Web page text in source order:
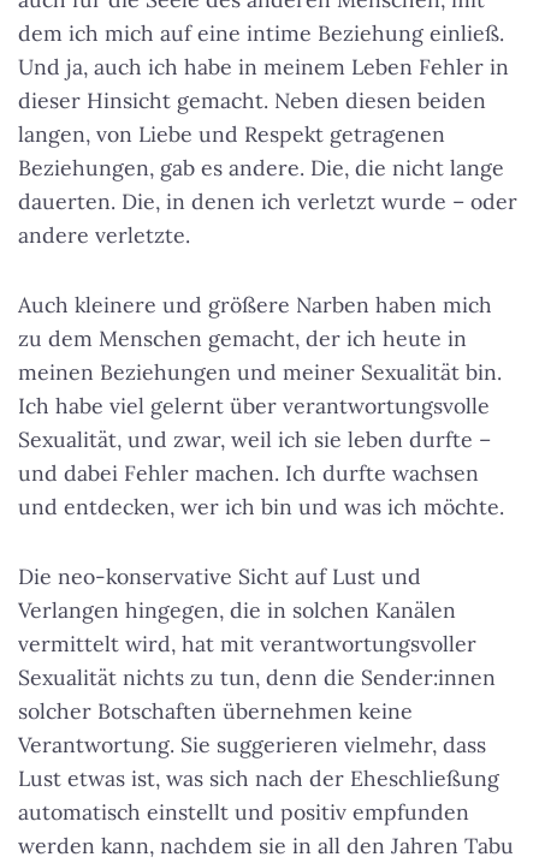
dem ich mich auf eine intime Beziehung einließ.
Und ja, auch ich habe in meinem Leben Fehler in
dieser Hinsicht gemacht. Neben diesen beiden
langen, von Liebe und Respekt getragenen
Beziehungen, gab es andere. Die, die nicht lange
dauerten. Die, in denen ich verletzt wurde – oder
andere verletzte.
Auch kleinere und größere Narben haben mich
zu dem Menschen gemacht, der ich heute in
meinen Beziehungen und meiner Sexualität bin.
Ich habe viel gelernt über verantwortungsvolle
Sexualität, und zwar, weil ich sie leben durfte –
und dabei Fehler machen. Ich durfte wachsen
und entdecken, wer ich bin und was ich möchte.
Die neo-konservative Sicht auf Lust und
Verlangen hingegen, die in solchen Kanälen
vermittelt wird, hat mit verantwortungsvoller
Sexualität nichts zu tun, denn die Sender:innen
solcher Botschaften übernehmen keine
Verantwortung. Sie suggerieren vielmehr, dass
Lust etwas ist, was sich nach der Eheschließung
automatisch einstellt und positiv empfunden
werden kann, nachdem sie in all den Jahren Tabu